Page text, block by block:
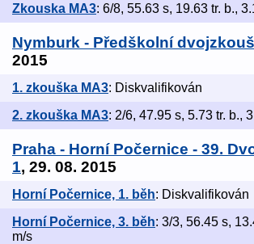
Zkouska MA3: 6/8, 55.63 s, 19.63 tr. b.,
Nymburk - Předškolní
2015
1. zkouška MA3: Diskvalifikován
2. zkouška MA3: 2/6, 47.95 s, 5.73 tr. b.,
Praha - Horní Počernice - 39.
1, 29. 08. 2015
Horní Počernice, 1. běh: Diskvalifikován
Horní Počernice, 3. běh: 3/3, 56.45 s,
m/s